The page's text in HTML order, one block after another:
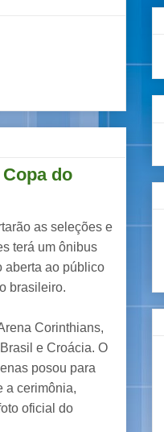
do
as seleções e
terá um ônibus
aberta ao público
brasileiro.
Corinthians,
e Croácia. O
posou para
a cerimônia,
oficial do